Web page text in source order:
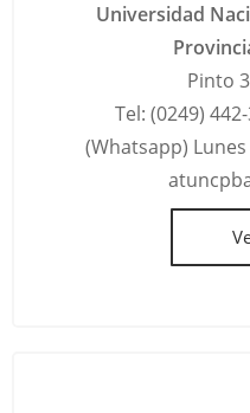
Universidad
Pinto
Tel: (0249)
(Whatsapp)